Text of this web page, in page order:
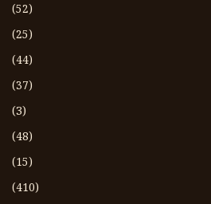
(52)
(25)
(44)
(37)
(3)
(48)
(15)
(410)